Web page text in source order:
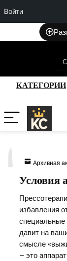
Войти
КАТЕГОРИИ
Архивная
Условия
избавления
специальные
давит на
смысле
– это